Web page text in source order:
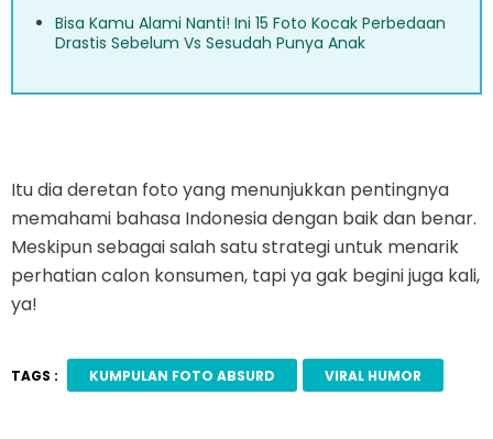
Bisa Kamu Alami Nanti! Ini 15 Foto Kocak Perbedaan
Drastis Sebelum Vs Sesudah Punya Anak
Itu dia deretan foto yang menunjukkan pentingnya
memahami bahasa Indonesia dengan baik dan benar.
Meskipun sebagai salah satu strategi untuk menarik
perhatian calon konsumen, tapi ya gak begini juga kali,
ya!
TAGS : KUMPULAN FOTO ABSURD VIRAL HUMOR